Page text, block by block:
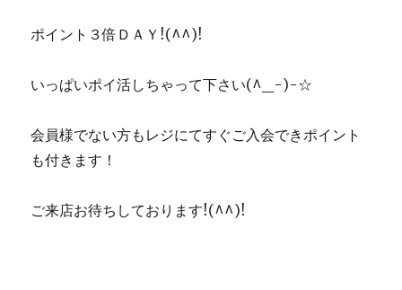
ポイント３倍ＤＡＹ!(^^)!
いっぱいポイ活しちゃって下さい(^_-)-☆
会員様でない方もレジにてすぐご入会できポイント
も付きます！
ご来店お待ちしております!(^^)!